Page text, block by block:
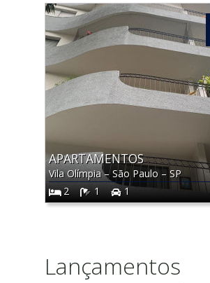
APARTAMENTOS
Vila Olímpia–São Paulo– SP
2
1 1
Lançamentos